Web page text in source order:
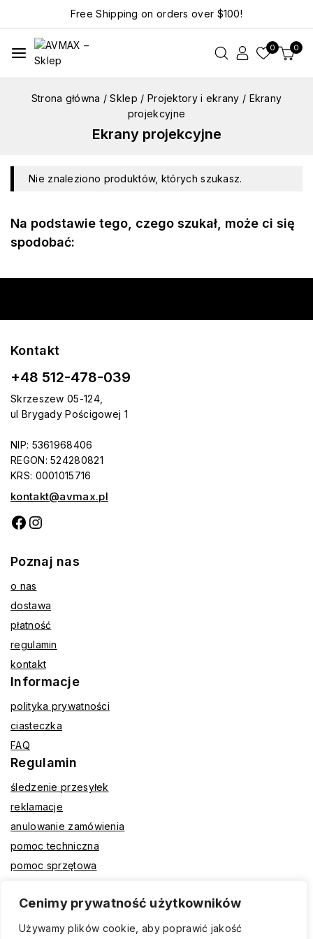
Cenimy prywatność użytkowników
Używamy plików cookie, aby poprawić jakość
Free Shipping on orders over $100!
0 0
Strona główna / Sklep / Projektory i ekrany / Ekrany
projekcyjne
Ekrany projekcyjne
Nie znaleziono produktów, których szukasz.
Na podstawie tego, czego szukał, może ci się
spodobać:
Kontakt
+48 512-478-039
Skrzeszew 05-124,
ul Brygady Pościgowej 1
NIP: 5361968406
REGON: 524280821
KRS: 0001015716
kontakt@avmax.pl
Poznaj nas
o nas
dostawa
płatność
regulamin
kontakt
Informacje
polityka prywatności
ciasteczka
FAQ
Regulamin
śledzenie przesyłek
reklamacje
anulowanie zamówienia
pomoc techniczna
pomoc sprzętowa
Płatności
Przelewy24